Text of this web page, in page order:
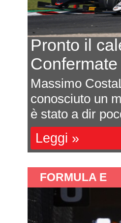
Ford:
dei primi
Michele
ampi passi al
con la sua
Leggi »
FORMULA E